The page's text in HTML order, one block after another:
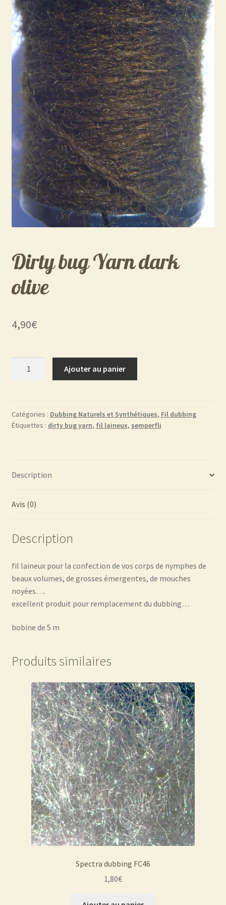
Dirty bug Yarn dark
olive
4,90€
Yarn
dark
Ajouter au panier
Catégories : Dubbing Naturels et Synthétiques, Fil dubbing
Étiquettes : dirty bug yarn, fil laineux, semperfli
Description
Avis (0)
Description
fil laineux pour la confection de vos corps de nymphes de
beaux volumes, de grosses émergentes, de mouches
noyées….
excellent produit pour remplacement du dubbing…
bobine de 5 m
Produits similaires
Spectra dubbing FC46
1,80€